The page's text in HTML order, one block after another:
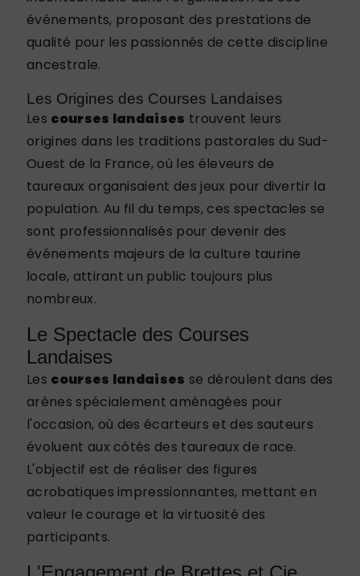
événements, proposant des prestations de
qualité pour les passionnés de cette discipline
ancestrale.
Les Origines des Courses Landaises
Les courses landaises trouvent leurs
origines dans les traditions pastorales du Sud-
Ouest de la France, où les éleveurs de
taureaux organisaient des jeux pour divertir la
population. Au fil du temps, ces spectacles se
sont professionnalisés pour devenir des
événements majeurs de la culture taurine
locale, attirant un public toujours plus
nombreux.
Le Spectacle des Courses
Landaises
Les courses landaises se déroulent dans des
arènes spécialement aménagées pour
l'occasion, où des écarteurs et des sauteurs
évoluent aux côtés des taureaux de race.
L'objectif est de réaliser des figures
acrobatiques impressionnantes, mettant en
valeur le courage et la virtuosité des
participants.